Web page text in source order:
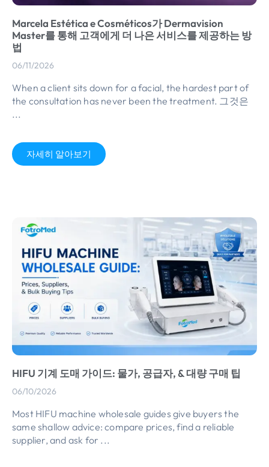
Marcela Estética e Cosméticos가 Dermavision
Master를 통해 고객에게 더 나은 서비스를 제공하는 방
법
06/11/2026
When a client sits down for a facial, the hardest part of
the consultation has never been the treatment. 그것은
...
자세히 알아보기
HIFU 기계 도매 가이드: 물가, 공급자, & 대량 구매 팁
06/10/2026
Most HIFU machine wholesale guides give buyers the
same shallow advice:compare prices,find a reliable
supplier,and ask for ...